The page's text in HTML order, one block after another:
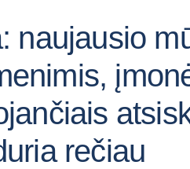
naujausio
rečiau